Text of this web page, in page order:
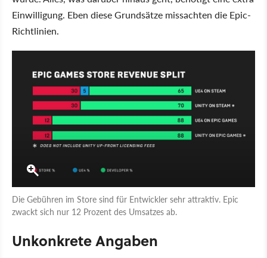
Einwilligung. Eben diese Grundsätze missachten die Epic-
Richtlinien.
Die Gebühren im Store sind für Entwickler sehr attraktiv. Epic
zwackt sich nur 12 Prozent des Umsatzes ab.
Unkonkrete Angaben